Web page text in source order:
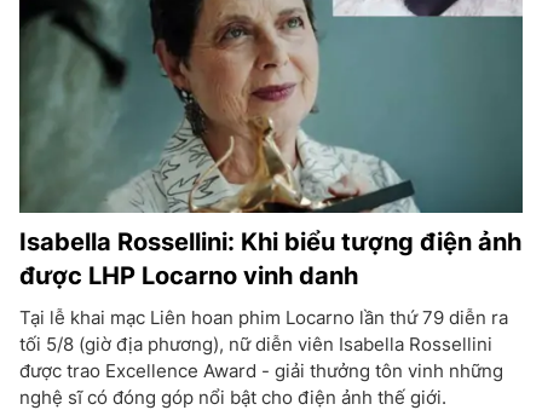
Isabella Rossellini: Khi biểu tượng điện ảnh
được LHP Locarno vinh danh
Tại lễ khai mạc Liên hoan phim Locarno lần thứ 79 diễn ra
tối 5/8 (giờ địa phương), nữ diễn viên Isabella Rossellini
được trao Excellence Award - giải thưởng tôn vinh những
nghệ sĩ có đóng góp nổi bật cho điện ảnh thế giới.